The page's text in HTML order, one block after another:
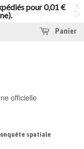
Panier
officielle
spatiale
pour 0,01 €